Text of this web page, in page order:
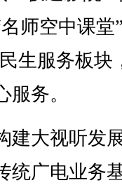
师空中课堂
生服务板块
务。
大视听发
统广电业务